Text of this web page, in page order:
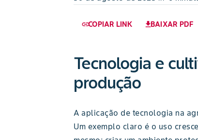
COPIAR LINK
link BAIXAR PDF
download
Tecnologia e
produção
A aplicação de tecnologia na
Um exemplo claro é o uso